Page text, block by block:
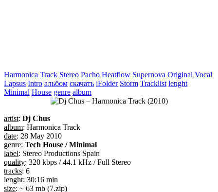
Harmonica Track Stereo Pacho Heatflow Supernova Original Vocal
Lapsus Intro альбом скачать iFolder Storm Tracklist lenght
Minimal House genre album
artist: Dj Chus
album: Harmonica Track
date: 28 May 2010
genre: Tech House / Minimal
label: Stereo Productions Spain
quality: 320 kbps / 44.1 kHz / Full Stereo
tracks: 6
lenght: 30:16 min
size: ~ 63 mb (7.zip)